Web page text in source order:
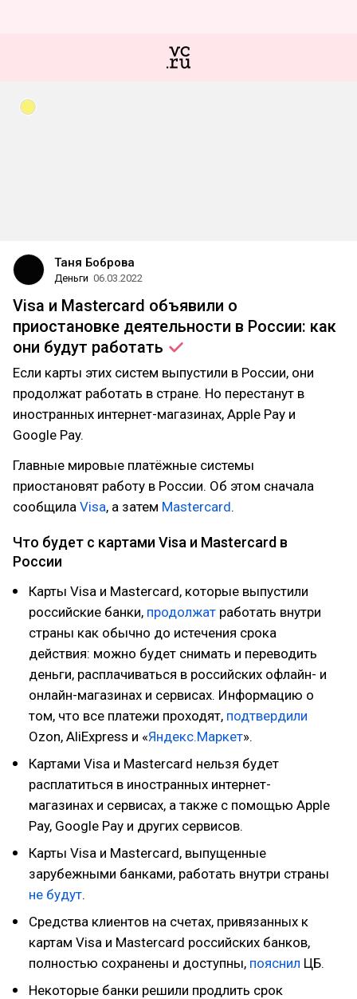
Таня Боброва
Деньги 06.03.2022
Visa и Mastercard объявили о
приостановке деятельности в России: как
они будут работать
Если карты этих систем выпустили в России, они
продолжат работать в стране. Но перестанут в
иностранных интернет-магазинах, Apple Pay и
Google Pay.
Главные мировые платёжные системы
приостановят работу в России. Об этом сначала
сообщила Visa, а затем Mastercard.
Что будет с картами Visa и Mastercard в
России
Карты Visa и Mastercard, которые выпустили
российские банки, продолжат работать внутри
страны как обычно до истечения срока
действия: можно будет снимать и переводить
деньги, расплачиваться в российских офлайн- и
онлайн-магазинах и сервисах. Информацию о
том, что все платежи проходят, подтвердили
Ozon, AliExpress и «Яндекс.Маркет».
Картами Visa и Mastercard нельзя будет
расплатиться в иностранных интернет-
магазинах и сервисах, а также с помощью Apple
Pay, Google Pay и других сервисов.
Карты Visa и Mastercard, выпущенные
зарубежными банками, работать внутри страны
не будут.
Средства клиентов на счетах, привязанных к
картам Visa и Mastercard российских банков,
полностью сохранены и доступны, пояснил ЦБ.
Некоторые банки решили продлить срок